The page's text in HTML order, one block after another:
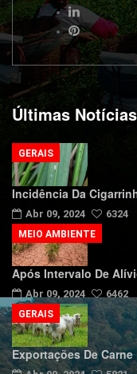
Últimas Notícias
Incidência Da
Abr 09, 2024 6324
GERAIS
Após Intervalo De
Abr 09, 2024 6462
MEIO AMBIENTE
Exportações De
GERAIS